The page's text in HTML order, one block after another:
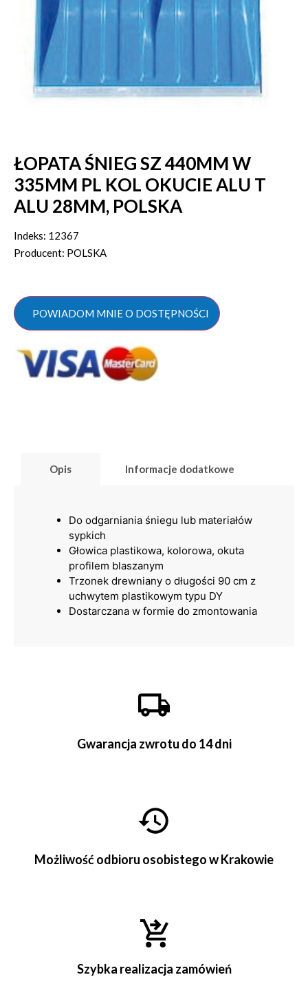
ŁOPATA ŚNIEG SZ 440MM W
335MM PL KOL OKUCIE ALU T
ALU 28MM, POLSKA
Indeks: 12367
Producent: POLSKA
POWIADOM MNIE O DOSTĘPNOŚCI
Opis Informacje dodatkowe
Do odgarniania śniegu lub materiałów
sypkich
Głowica plastikowa, kolorowa, okuta
profilem blaszanym
Trzonek drewniany o długości 90 cm z
uchwytem plastikowym typu DY
Dostarczana w formie do zmontowania
Gwarancja zwrotu do 14 dni
Możliwość odbioru osobistego w Krakowie
Szybka realizacja zamówień